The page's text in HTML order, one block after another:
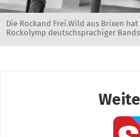
Die Rockand Frei.Wild aus Brixen
Rockolymp deutschsprachiger